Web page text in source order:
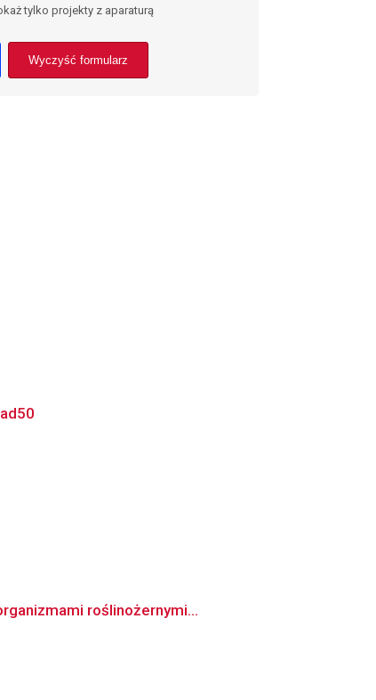
tylko projekty z aparaturą
Wyczyść formularz
roślinożernymi...